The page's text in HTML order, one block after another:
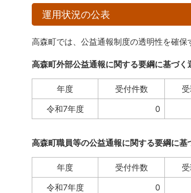
運用状況の公表
高森町では、公益通報制度の透明性を確保
高森町外部公益通報に関する要綱に基づく
年度 受付件数
令和7年度
0
高森町職員等の公益通報に関する要綱に基
年度 受付件数
令和7年度
0